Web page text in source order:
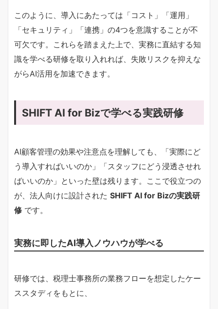
このように、導入にあたっては「コスト」「運用」
「セキュリティ」「連携」の4つを意識することが不
可欠です。これらを踏まえた上で、実務に直結する知
識を学べる研修を取り入れれば、失敗リスクを抑えな
がらAI活用を加速できます。
SHIFT AI for Bizで学べる実践研修
AI顧客管理の効果や注意点を理解しても、「実際にど
う導入すればいいのか」「スタッフにどう浸透させれ
ばいいのか」といった壁は残ります。ここで役立つの
が、法人向けに設計された SHIFT AI for Bizの実践研
修 です。
実務に即したAI導入ノウハウが学べる
研修では、税理士事務所の業務フローを想定したケー
ススタディをもとに、